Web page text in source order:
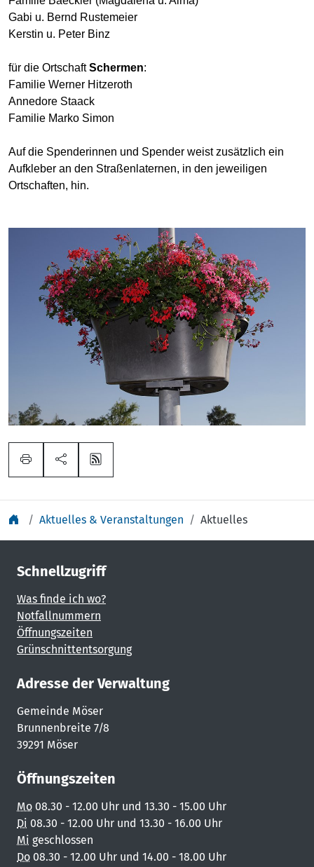
Gabi u. Bernd Rustemeier
Kerstin u. Peter Binz
für die OrtschaftSchermen:
Familie Werner Hitzeroth
Annedore Staack
Familie Marko Simon
Auf die Spenderinnen und Spender weist zusätzlich ein
Aufkleber an den Straßenlaternen, in den jeweiligen
Ortschaften, hin.
Aktuelles & Veranstaltungen Aktuelles
Schnellzugriff
Was finde ich wo?
Notfallnummern
Öffnungszeiten
Grünschnittentsorgung
Adresse der Verwaltung
Gemeinde Möser
Brunnenbreite 7/8
39291 Möser
Öffnungszeiten
Mo 08.30 - 12.00 Uhr und 13.30 - 15.00 Uhr
Di 08.30 - 12.00 Uhr und 13.30 - 16.00 Uhr
Mi geschlossen
Do 08.30 - 12.00 Uhr und 14.00 - 18.00 Uhr